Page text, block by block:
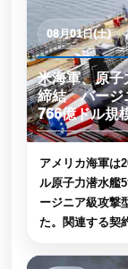
08月01日(土)
米海軍、原
締結 バージ
766億ドル規
アメリカ海軍は
ル原子力潜水艦
ージニア級攻撃
た。関連する契